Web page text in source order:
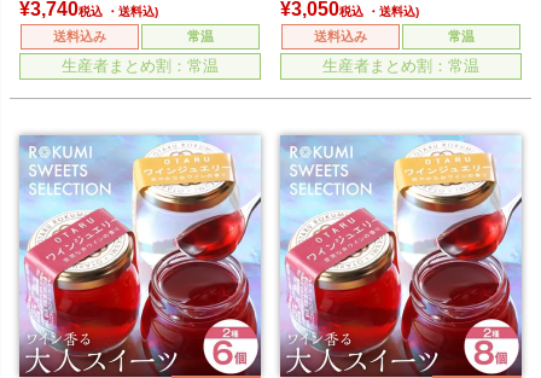
¥3,740税込
送料込み 常温
生産者まとめ割：常温
¥3,050税込
送料込み 常温
生産者まとめ割：常温